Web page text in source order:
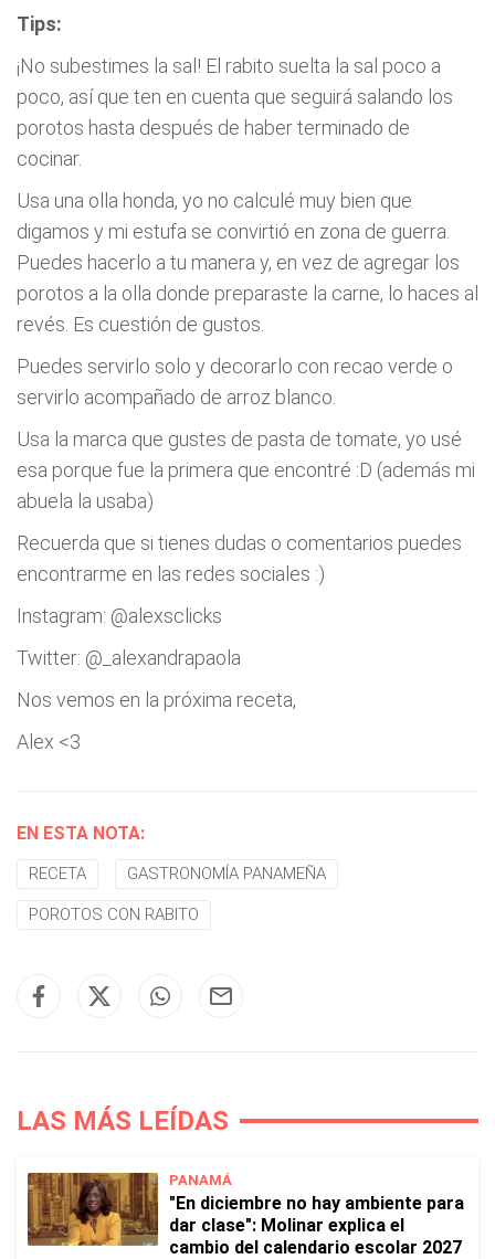
Tips:
¡No subestimes la sal! El rabito suelta la sal poco a
poco, así que ten en cuenta que seguirá salando los
porotos hasta después de haber terminado de
cocinar.
Usa una olla honda, yo no calculé muy bien que
digamos y mi estufa se convirtió en zona de guerra.
Puedes hacerlo a tu manera y, en vez de agregar los
porotos a la olla donde preparaste la carne, lo haces al
revés. Es cuestión de gustos.
Puedes servirlo solo y decorarlo con recao verde o
servirlo acompañado de arroz blanco.
Usa la marca que gustes de pasta de tomate, yo usé
esa porque fue la primera que encontré :D (además mi
abuela la usaba)
Recuerda que si tienes dudas o comentarios puedes
encontrarme en las redes sociales :)
Instagram: @alexsclicks
Twitter: @_alexandrapaola
Nos vemos en la próxima receta,
Alex <3
EN ESTA NOTA:
RECETA GASTRONOMÍA PANAMEÑA
POROTOS CON RABITO
LAS MÁS LEÍDAS
PANAMÁ
"En diciembre no hay ambiente para
dar clase": Molinar explica el
cambio del calendario escolar 2027